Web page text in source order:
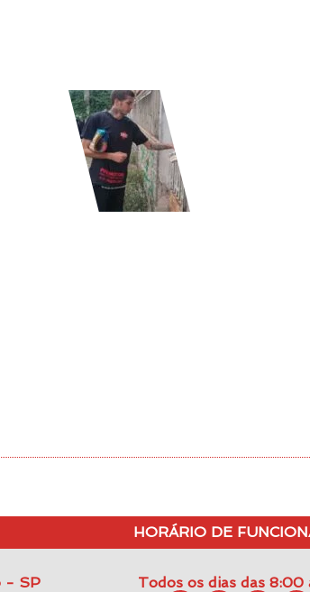
HORÁRIO DE
- SP Todos os dias das 8:00